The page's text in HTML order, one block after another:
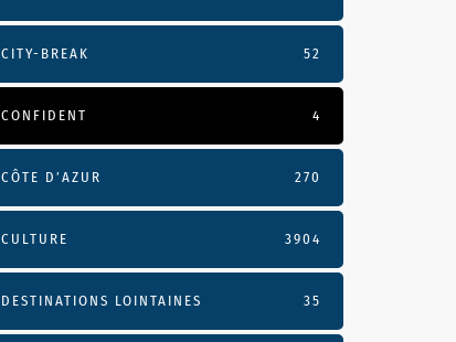
CITY-BREAK 52
CONFIDENT 4
CÔTE D’AZUR 270
CULTURE 3904
DESTINATIONS LOINTAINES 35